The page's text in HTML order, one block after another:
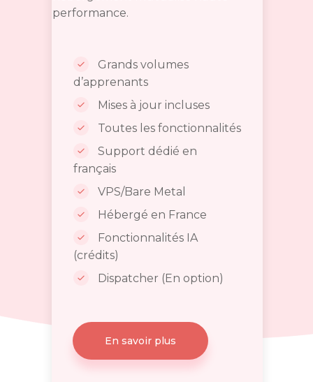
performance.
Grands volumes
d’apprenants
Mises à jour incluses
Toutes les fonctionnalités
Support dédié en
français
VPS/Bare Metal
Hébergé en France
Fonctionnalités IA
(crédits)
Dispatcher (En option)
En savoir plus